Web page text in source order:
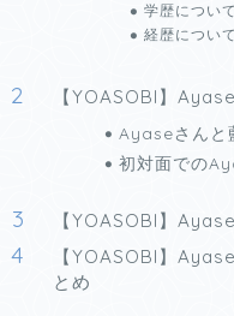
学歴について
経歴について
【YOASOBI】
Ayaseさんと
初対面での
【YOASOBI】
【YOASOBI】
とめ